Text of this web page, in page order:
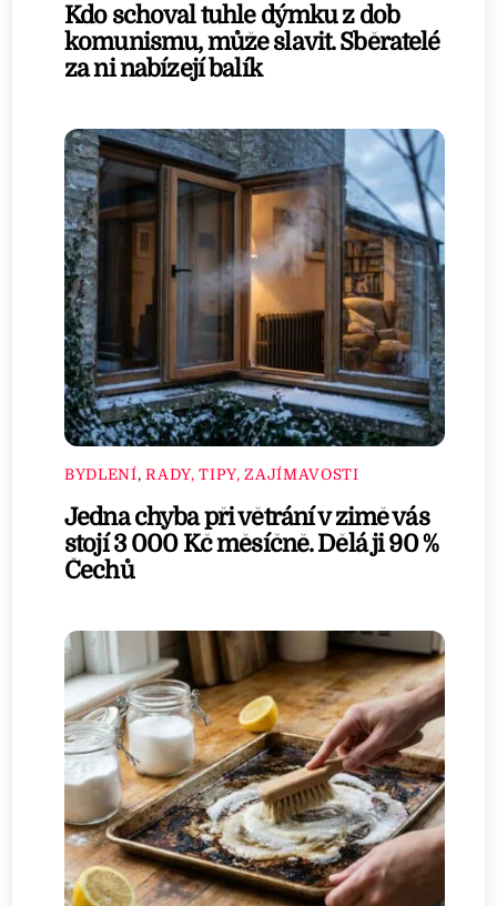
Kdo schoval tuhle dýmku z dob
komunismu, může slavit. Sběratelé
za ni nabízejí balík
BYDLENÍ,RADY, TIPY, ZAJÍMAVOSTI
Jedna chyba při větrání v zimě vás
stojí 3 000 Kč měsíčně. Dělá ji 90 %
Čechů